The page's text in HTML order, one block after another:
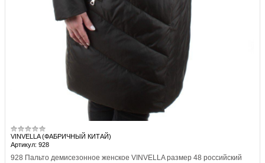
VINVELLA (ФАБРИЧНЫЙ КИТАЙ)
Артикул: 928
928 Пальто демисезонное женское VINVELLA размер 48 российский